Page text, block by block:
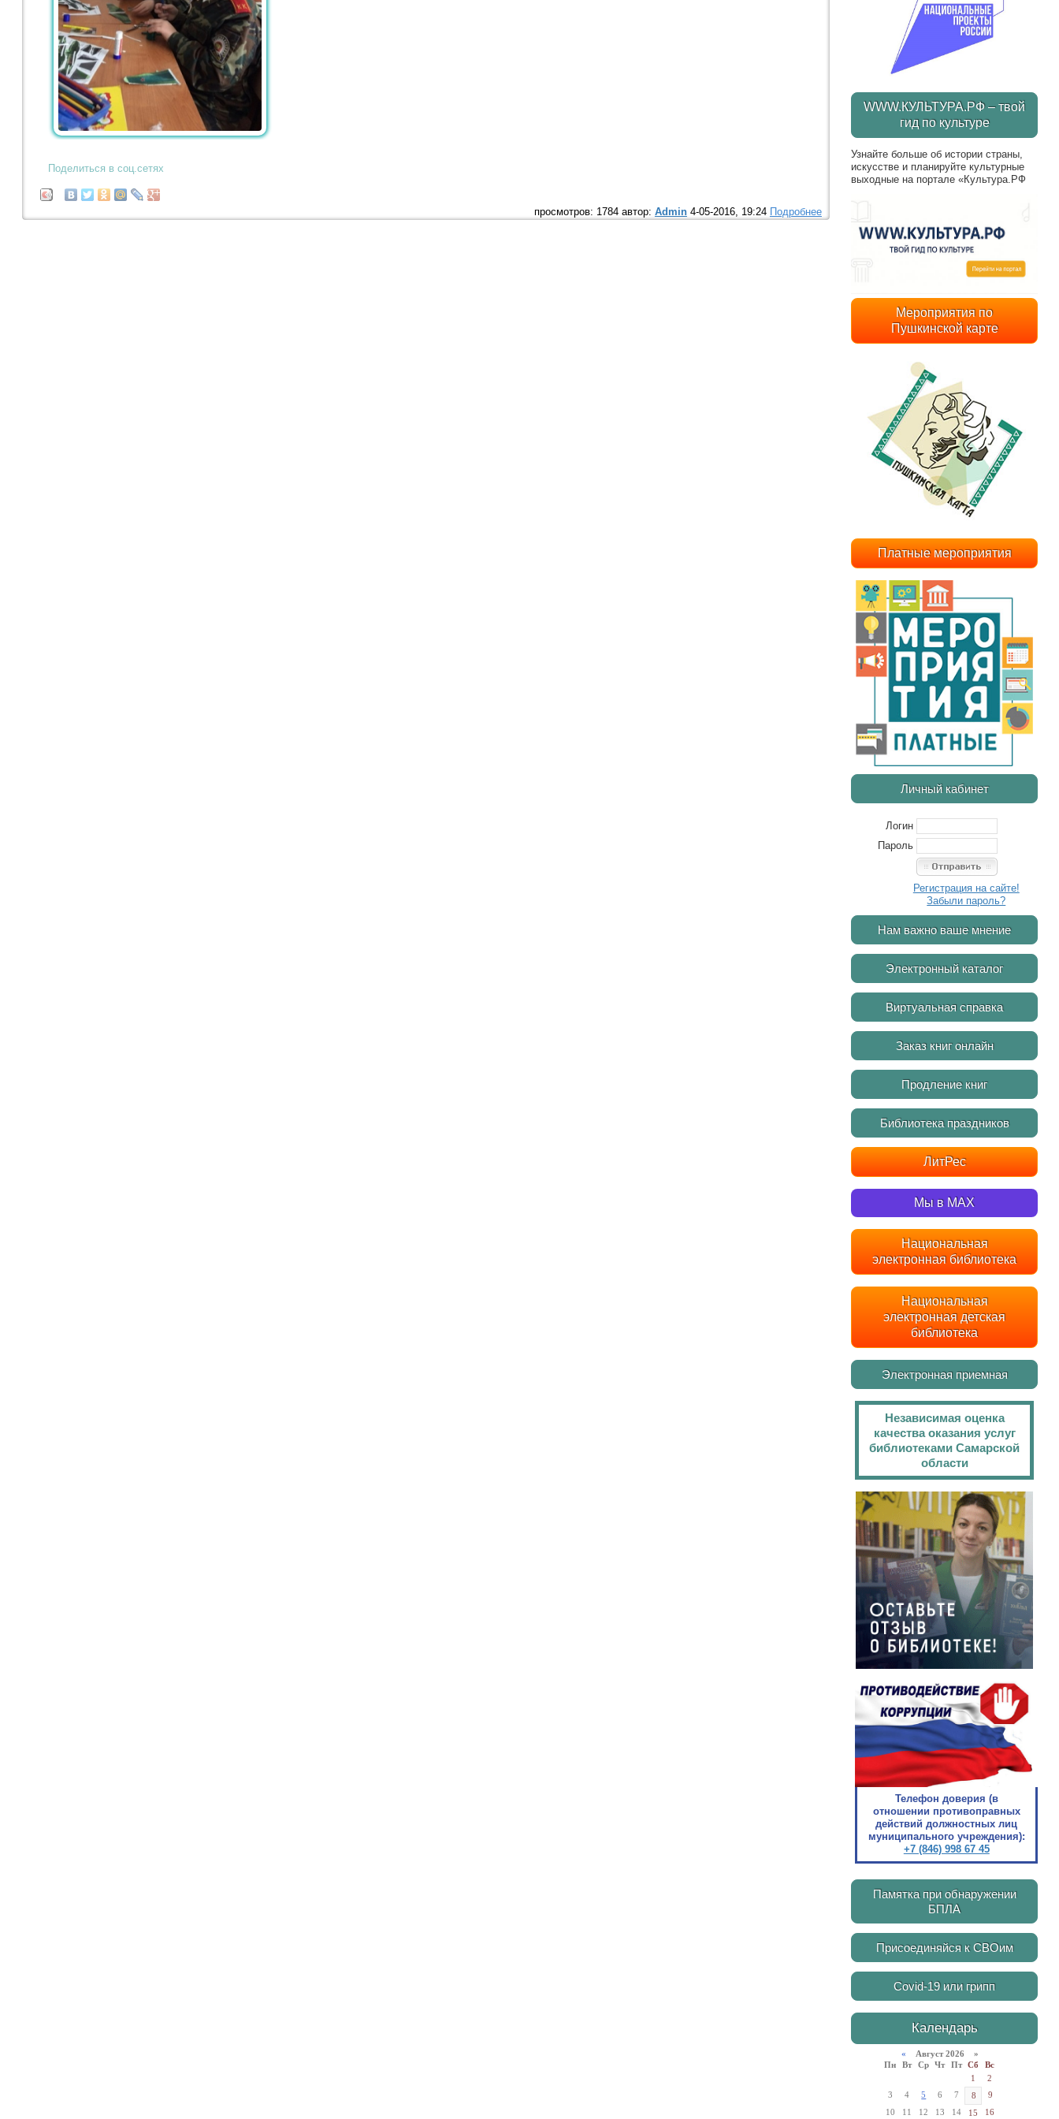
Поделиться в соц.сетях
просмотров: 1784 автор: Admin4-05-2016, 19:24 Подробнее
WWW.КУЛЬТУРА.РФ – твой
гид по культуре
Узнайте больше об истории страны,
искусстве и планируйте культурные
выходные на портале «Культура.РФ
Мероприятия по
Пушкинской карте
Платные мероприятия
Личный кабинет
Логин
Пароль
Регистрация на сайте!
Забыли пароль?
Нам важно ваше мнение
Электронный каталог
Виртуальная справка
Заказ книг онлайн
Продление книг
Библиотека праздников
ЛитРес
Мы в MAX
Национальная
электронная библиотека
Национальная
электронная детская
библиотека
Электронная приемная
Независимая оценка
качества оказания услуг
библиотеками Самарской
области
Телефон доверия (в
отношении противоправных
действий должностных лиц
муниципального учреждения):
+7 (846) 998 67 45
Памятка при обнаружении
БПЛА
Присоединяйся к СВОим
Covid-19 или грипп
Календарь
« Август 2026 »
Пн
Вт Ср Чт Пт Сб
Вс
1
2
3
4 5 6 7 8
9
10
11 12 13 14 15 16